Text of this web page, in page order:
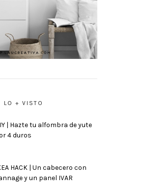
LO + VISTO
| Hazte tu alfombra de yute
4 duros
HACK | Un cabecero con
y un panel IVAR